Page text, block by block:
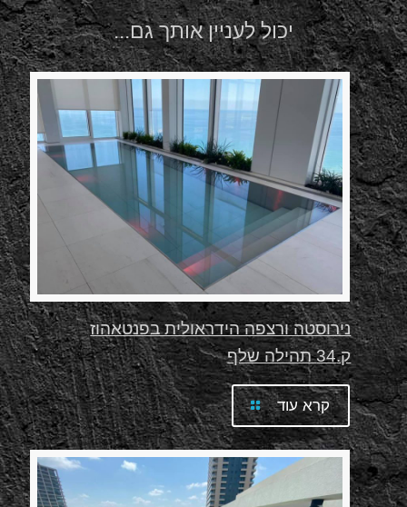
יכול לעניין אותך גם...
נירוסטה ורצפה הידראולית בפנטאהוז
ק.34 תהילה שלף
קרא עוד